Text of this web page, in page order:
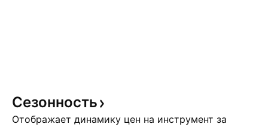
Сезонность
Отображает динамику цен на инструмент за